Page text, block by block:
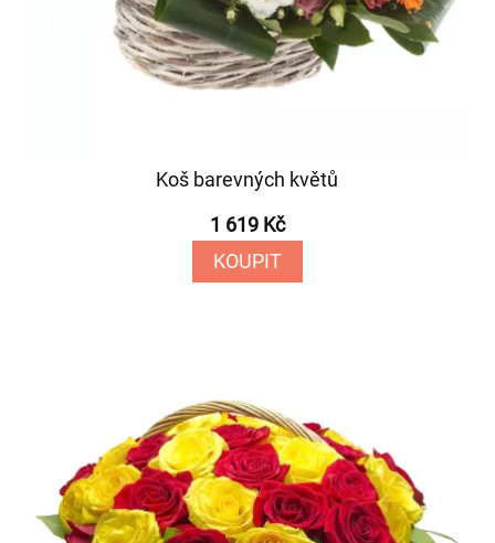
Koš barevných květů
1 619 Kč
KOUPIT